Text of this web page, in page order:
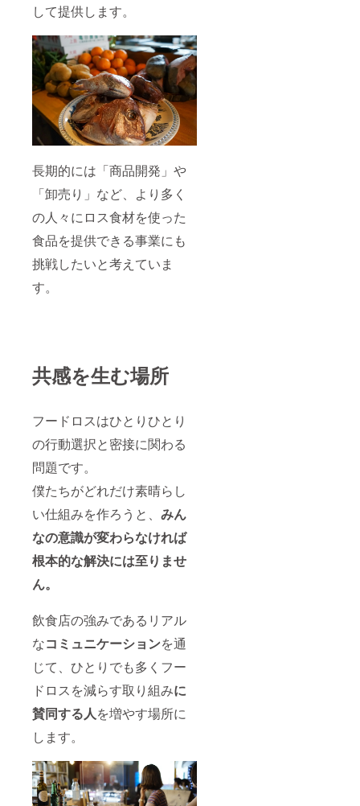
して提供します。
長期的には「商品開発」や
「卸売り」など、より多く
の人々にロス食材を使った
食品を提供できる事業にも
挑戦したいと考えていま
す。
共感を生む場所
フードロスはひとりひとり
の行動選択と密接に関わる
問題です。
僕たちがどれだけ素晴らし
い仕組みを作ろうと、 みん
なの意識が変わらなければ
根本的な解決には至りませ
ん。
飲食店の強みであるリアル
なコミュニケーションを通
じて、ひとりでも多くフー
ドロスを減らす取り組みに
賛同する人を増やす場所に
します。